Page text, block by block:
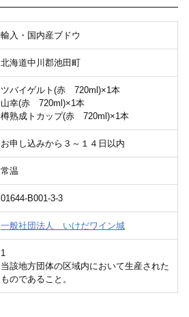
輸入・国内産ブドウ
北海道中川郡池田町
ツバイゲルト(赤 720ml)×1本
山幸(赤 720ml)×1本
樽熟成トカップ(赤 720ml)×1本
お申し込みから３～１４日以内
常温
01644-B001-3-3
一般社団法人 いけだワイン城
1
当該地方団体の区域内において生産された
ものであること。